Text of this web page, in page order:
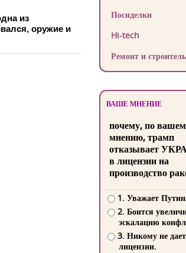
из
оружие и
Посиделки
Hi-tech
Ремонт и
ВАШЕ МНЕНИЕ
почему, по
мнению, трамп
отказывает
в лицензии на
производство
1. Уважает
2. Боится
эскалацию
3. Никому не
лицензии.